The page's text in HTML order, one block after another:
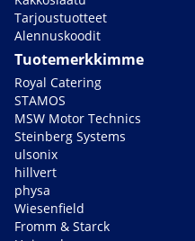
Tarjoustuotteet
Alennuskoodit
Tuotemerkkimme
Royal Catering
STAMOS
MSW Motor Technics
Steinberg Systems
ulsonix
hillvert
physa
Wiesenfield
Fromm & Starck